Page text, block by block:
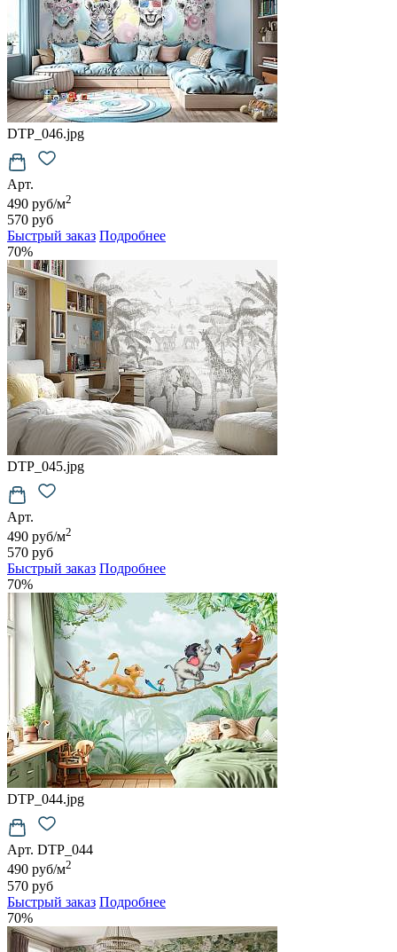
DTP_046.jpg
Арт.
490 руб/м2
570 руб
Быстрый заказ Подробнее
70%
DTP_045.jpg
Арт.
490 руб/м2
570 руб
Быстрый заказ Подробнее
70%
DTP_044.jpg
Арт. DTP_044
490 руб/м2
570 руб
Быстрый заказ Подробнее
70%